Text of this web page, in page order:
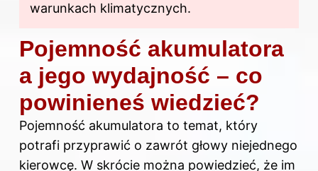
warunkach klimatycznych.
Pojemność akumulatora
a jego wydajność – co
powinieneś wiedzieć?
Pojemność akumulatora to temat, który
potrafi przyprawić o zawrót głowy niejednego
kierowcę. W skrócie można powiedzieć, że im